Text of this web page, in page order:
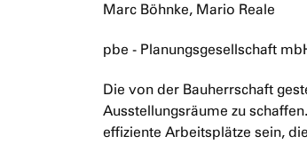
Marc Böhnke, Mario Reale
pbe - Planungsgesellschaft
Die von der Bauherrschaft
Ausstellungsräume zu
effiziente Arbeitsplätze sein,